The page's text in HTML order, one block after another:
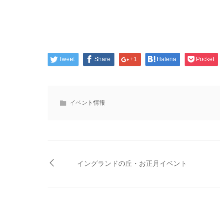
Tweet Share +1 Hatena Pocket
イベント情報
イングランドの丘・お正月イベント